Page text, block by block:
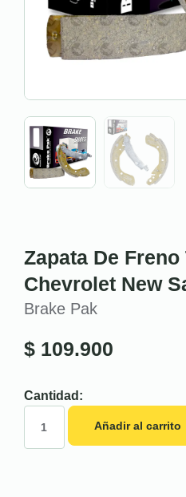
Zapata De
Chevrolet New
Brake Pak
$ 109.900
Cantidad:
Añadir al carrito